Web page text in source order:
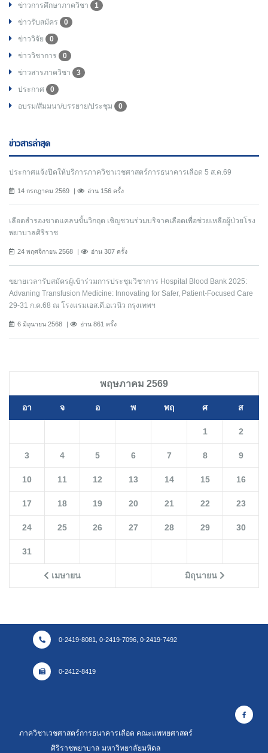
ข่าวการศึกษาภาควิชา
1
ข่าวรับสมัคร
0
ข่าววิจัย
0
ข่าววิชาการ
0
ข่าวสารภาควิชา
3
ประกาศ
0
อบรม/สัมมนา/บรรยาย/ประชุม
0
ข่าวสารล่าสุด
ประกาศแจ้งปิดให้บริการภาควิชาเวชศาสตร์การธนาคารเลือด 5 ส.ค.69
14 กรกฎาคม 2569 อ่าน 156 ครั้ง
เลือดสำรองขาดแคลนขั้นวิกฤต เชิญชวนร่วมบริจาคเลือดเพื่อช่วยเหลือผู้ป่วยโรง
พยาบาลศิริราช
24 พฤศจิกายน 2568 อ่าน 307 ครั้ง
ขยายเวลารับสมัครผู้เข้าร่วมการประชุมวิชาการ Hospital Blood Bank 2025:
Advaning Transfusion Medicine: Innovating for Safer, Patient-Focused Care
29-31 ก.ค.68 ณ โรงแรมเอส.ดี.อเวนิว กรุงเทพฯ
6 มิถุนายน 2568 อ่าน 861 ครั้ง
พฤษภาคม 2569
อา จ อ พ พฤ ศ ส
เมษายน มิถุนายน
1 2
3 4 5 6 7 8 9
10 11 12 13 14 15 16
17 18 19 20 21 22 23
24 25 26 27 28 29 30
31
0-2419-8081, 0-2419-7096, 0-2419-7492
0-2412-8419
ภาควิชาเวชศาสตร์การธนาคารเลือด คณะแพทยศาสตร์
ศิริราชพยาบาล มหาวิทยาลัยมหิดล